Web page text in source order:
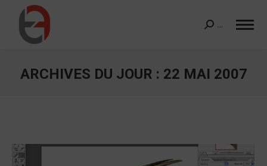
Search:
ARCHIVES DU JOUR : 22 MAI 2007